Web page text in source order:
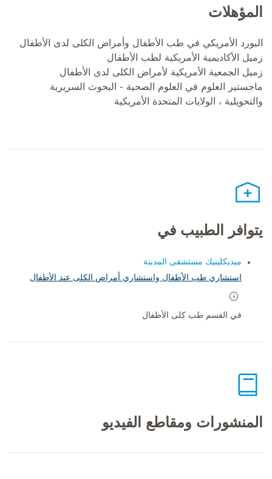
المؤهلات
البورد الأمريكي في طب الأطفال وأمراض الكلى لدى الأطفال
زميل الأكاديمية الأمريكية لطب الأطفال
زميل الجمعية الأمريكية لأمراض الكلى لدى الأطفال
ماجستير العلوم في العلوم الصحية - البحوث السريرية
والتحويلية ، الولايات المتحدة الأمريكية
يتوافر الطبيب في
ميديكلينيك مستشفى المدينة
استشاري طب الأطفال واستشاري أمراض الكلى عند الأطفال
في القسم طب كلى الأطفال
المنشورات ومقاطع الفيديو